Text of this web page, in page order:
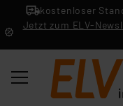
kostenloser
Jetzt zum ELV-